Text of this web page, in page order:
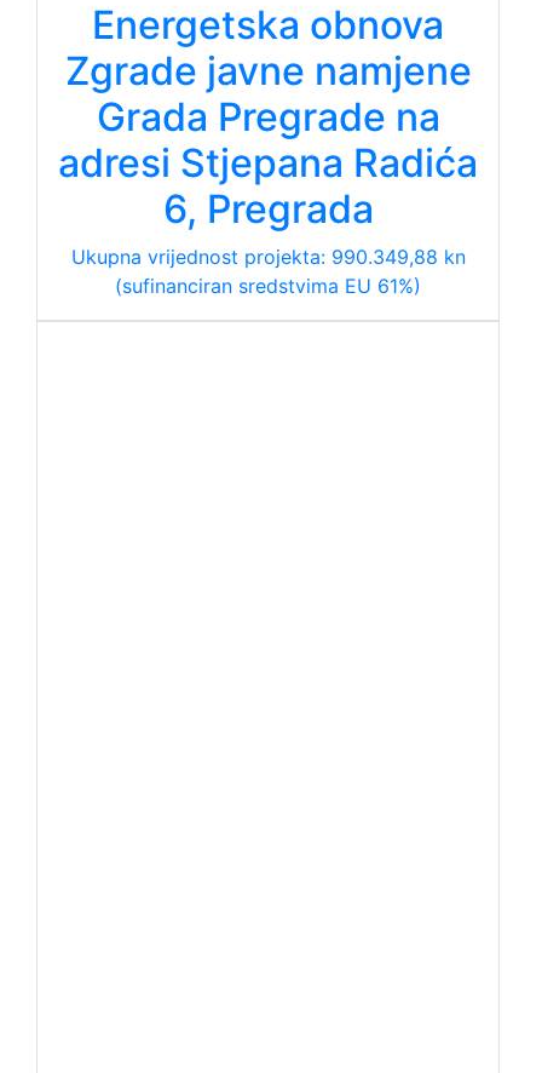
Energetska obnova
Zgrade javne namjene
Grada Pregrade na
adresi Stjepana Radića
6, Pregrada
Ukupna vrijednost projekta: 990.349,88 kn
(sufinanciran sredstvima EU 61%)